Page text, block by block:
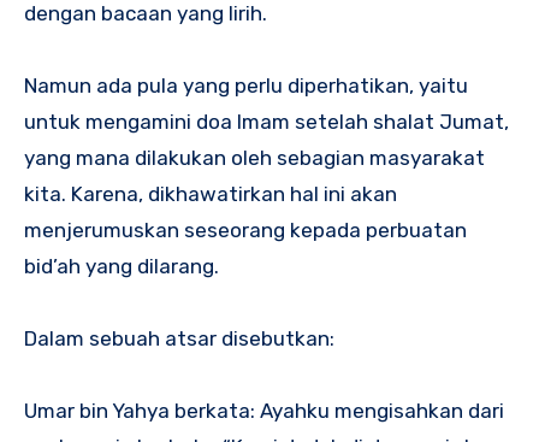
dengan bacaan yang lirih.
Namun ada pula yang perlu diperhatikan, yaitu
untuk mengamini doa Imam setelah shalat Jumat,
yang mana dilakukan oleh sebagian masyarakat
kita. Karena, dikhawatirkan hal ini akan
menjerumuskan seseorang kepada perbuatan
bid’ah yang dilarang.
Dalam sebuah atsar disebutkan:
Umar bin Yahya berkata: Ayahku mengisahkan dari